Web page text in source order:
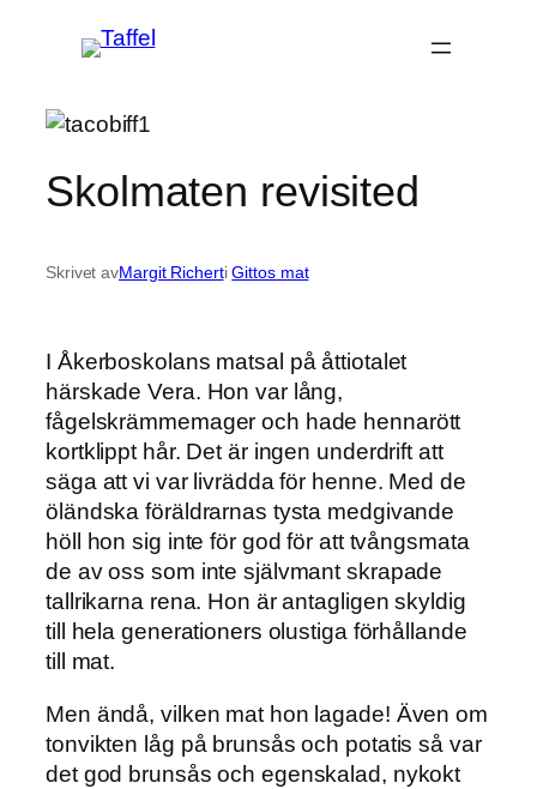
Skolmaten revisited
Skrivet avMargit RichertiGittos mat
I Åkerboskolans matsal på åttiotalet
härskade Vera. Hon var lång,
fågelskrämmemager och hade hennarött
kortklippt hår. Det är ingen underdrift att
säga att vi var livrädda för henne. Med de
öländska föräldrarnas tysta medgivande
höll hon sig inte för god för att tvångsmata
de av oss som inte självmant skrapade
tallrikarna rena. Hon är antagligen skyldig
till hela generationers olustiga förhållande
till mat.
Men ändå, vilken mat hon lagade! Även om
tonvikten låg på brunsås och potatis så var
det god brunsås och egenskalad, nykokt